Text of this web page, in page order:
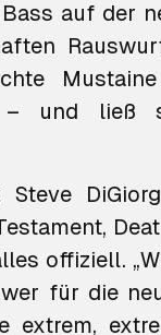
auf der
und ließ
offiziell.
für die